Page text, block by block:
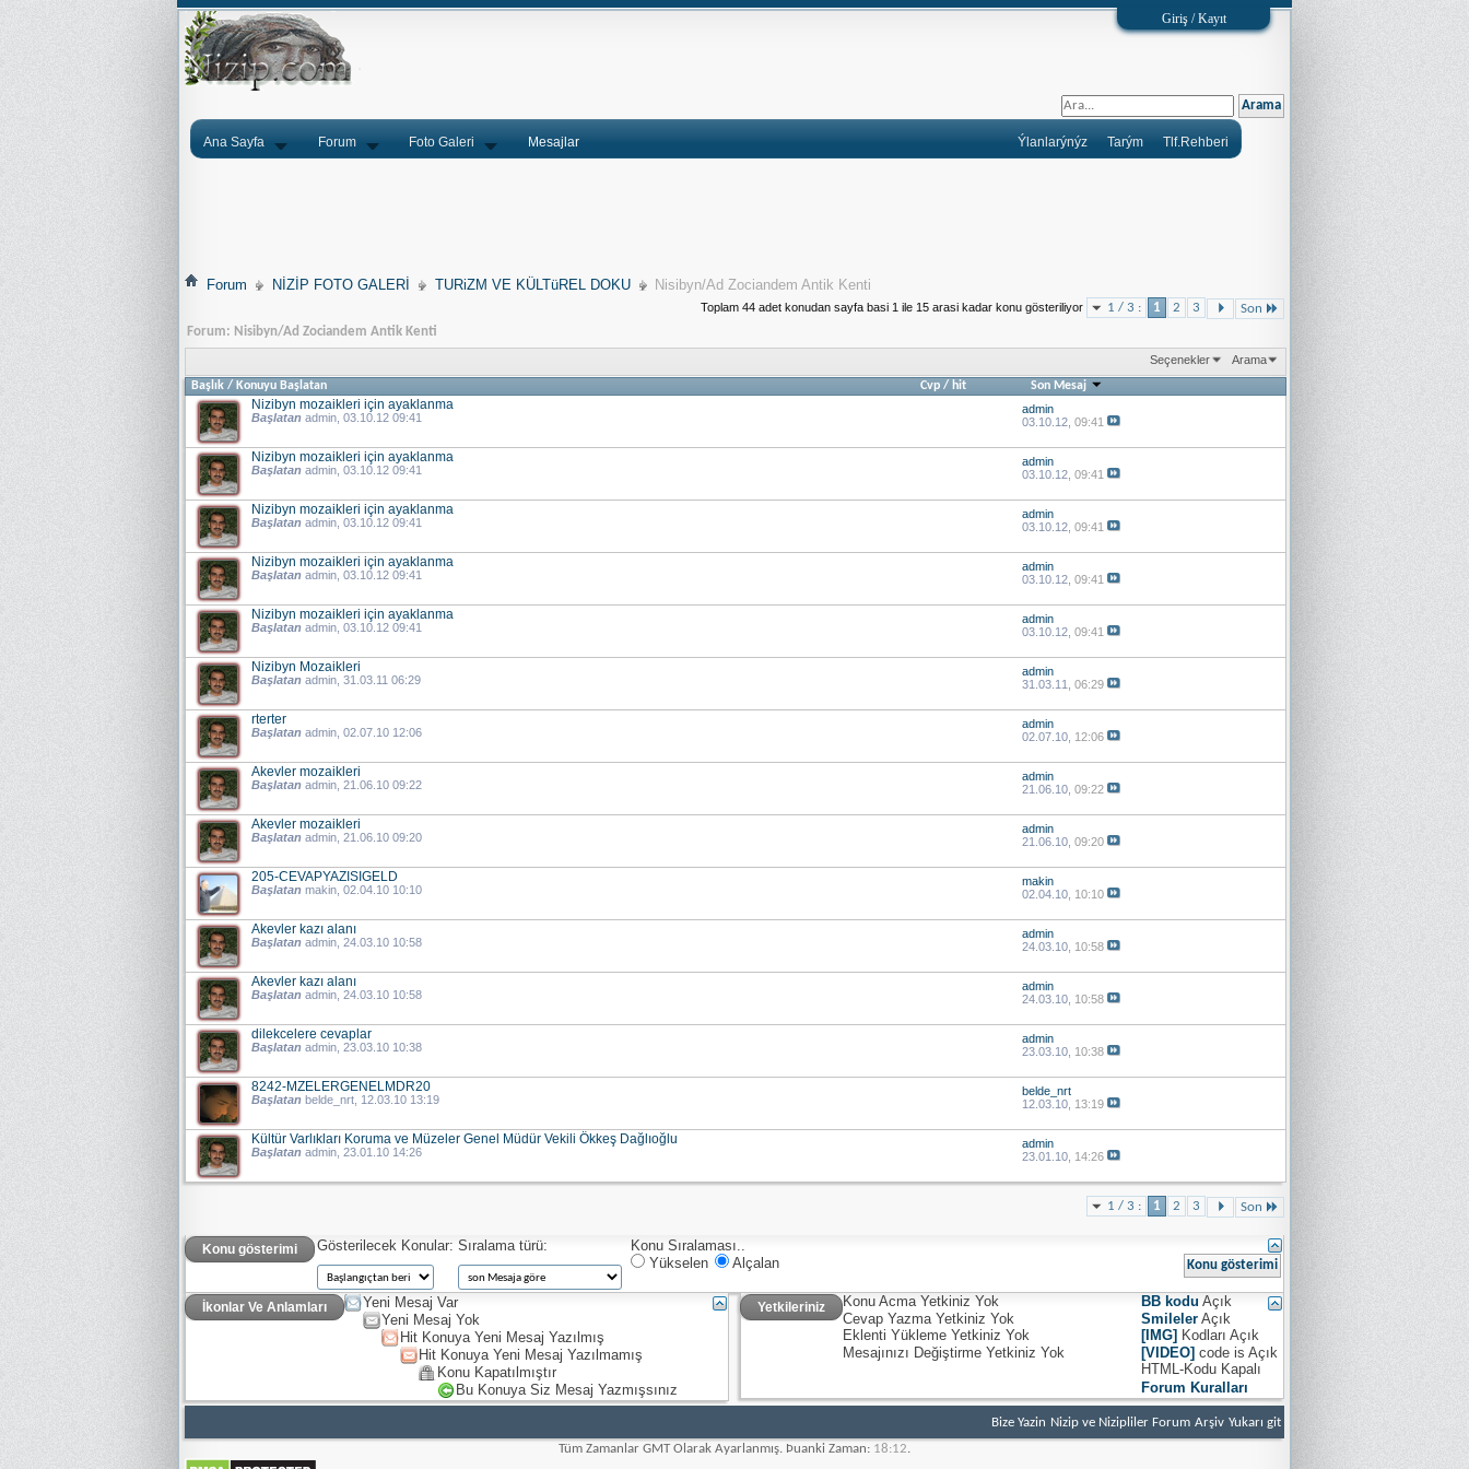
Giriş / Kayıt
Ana Sayfa Forum Foto Galeri Mesajlar Tlf.Rehberi
Tarým
Ýlanlarýnýz
Forum NİZİP FOTO GALERİ TURiZM VE KÜLTüREL DOKU Nisibyn/Ad Zociandem Antik Kenti
1 / 3 : 1 2 3 Son
Toplam 44 adet konudan sayfa basi 1 ile 15 arasi kadar konu gösteriliyor
Forum: Nisibyn/Ad Zociandem Antik Kenti
Seçenekler Arama
Başlık / Konuyu Başlatan Cvp / hit Son Mesaj
Nizibyn mozaikleri için ayaklanma
Başlatan admin, 03.10.12 09:41
admin
03.10.12, 09:41
Nizibyn mozaikleri için ayaklanma
Başlatan admin, 03.10.12 09:41
admin
03.10.12, 09:41
Nizibyn mozaikleri için ayaklanma
Başlatan admin, 03.10.12 09:41
admin
03.10.12, 09:41
Nizibyn mozaikleri için ayaklanma
Başlatan admin, 03.10.12 09:41
admin
03.10.12, 09:41
Nizibyn mozaikleri için ayaklanma
Başlatan admin, 03.10.12 09:41
admin
03.10.12, 09:41
Nizibyn Mozaikleri
Başlatan admin, 31.03.11 06:29
admin
31.03.11, 06:29
rterter
Başlatan admin, 02.07.10 12:06
admin
02.07.10, 12:06
Akevler mozaikleri
Başlatan admin, 21.06.10 09:22
admin
21.06.10, 09:22
Akevler mozaikleri
Başlatan admin, 21.06.10 09:20
admin
21.06.10, 09:20
205-CEVAPYAZISIGELD
Başlatan makin, 02.04.10 10:10
makin
02.04.10, 10:10
Akevler kazı alanı
Başlatan admin, 24.03.10 10:58
admin
24.03.10, 10:58
Akevler kazı alanı
Başlatan admin, 24.03.10 10:58
admin
24.03.10, 10:58
dilekcelere cevaplar
Başlatan admin, 23.03.10 10:38
admin
23.03.10, 10:38
8242-MZELERGENELMDR20
Başlatan belde_nrt, 12.03.10 13:19
belde_nrt
12.03.10, 13:19
Kültür Varlıkları Koruma ve Müzeler Genel Müdür Vekili Ökkeş Dağlıoğlu
Başlatan admin, 23.01.10 14:26
admin
23.01.10, 14:26
1 / 3 : 1 2 3 Son
Konu gösterimi Gösterilecek Konular: Sıralama türü:
Konu Sıralaması..
Yükselen
Alçalan
İkonlar Ve Anlamları
Yeni Mesaj Var
Yeni Mesaj Yok
Hit Konuya Yeni Mesaj Yazılmış
Hit Konuya Yeni Mesaj Yazılmamış
Konu Kapatılmıştır
Bu Konuya Siz Mesaj Yazmışsınız
Yetkileriniz Konu Acma Yetkiniz Yok
Cevap Yazma Yetkiniz Yok
Eklenti Yükleme Yetkiniz Yok
Mesajınızı Değiştirme Yetkiniz Yok
BB kodu Açık
Smileler Açık
[IMG] Kodları Açık
[VIDEO]code is Açık
HTML-Kodu Kapalı
Forum Kuralları
Bize Yazin Nizip ve Nizipliler Forum Arşiv Yukarı git
Tüm Zamanlar GMT Olarak Ayarlanmış. Þuanki Zaman: 18:12.